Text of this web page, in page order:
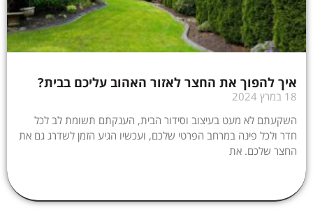
איך להפוך את החצר לאזור האהוב עליכם בבית?
18 במרץ 2024
השקעתם לא מעט בעיצוב וסידור הבית, הענקתם תשומת לב לכל
חדר ולכל פינה במרחב הפרטי שלכם, ועכשיו הגיע הזמן לשדרג גם את
החצר שלכם. את